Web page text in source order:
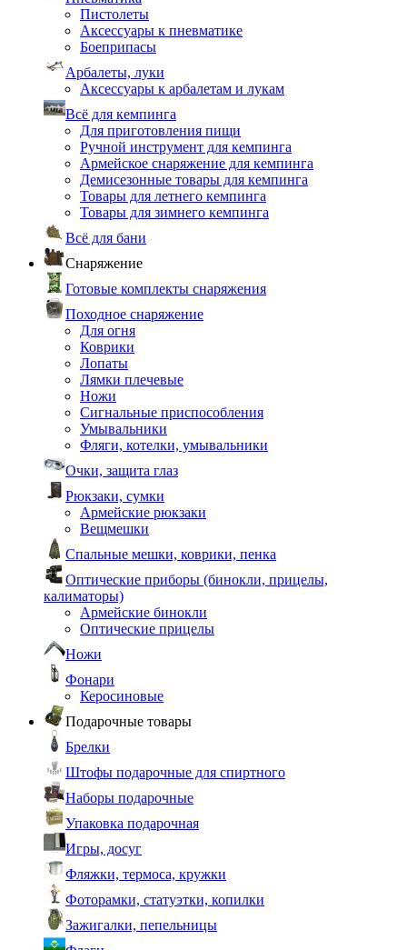
Пистолеты
Аксессуары к пневматике
Боеприпасы
Арбалеты, луки
Аксессуары к арбалетам и лукам
Всё для кемпинга
Для приготовления пищи
Ручной инструмент для кемпинга
Армейское снаряжение для кемпинга
Демисезонные товары для кемпинга
Товары для летнего кемпинга
Товары для зимнего кемпинга
Всё для бани
Снаряжение
Готовые комплекты снаряжения
Походное снаряжение
Для огня
Коврики
Лопаты
Лямки плечевые
Ножи
Сигнальные приспособления
Умывальники
Фляги, котелки, умывальники
Очки, защита глаз
Рюкзаки, сумки
Армейские рюкзаки
Вещмешки
Спальные мешки, коврики, пенка
Оптические приборы (бинокли, прицелы,
калиматоры)
Армейские бинокли
Оптические прицелы
Ножи
Фонари
Керосиновые
Подарочные товары
Брелки
Штофы подарочные для спиртного
Наборы подарочные
Упаковка подарочная
Игры, досуг
Фляжки, термоса, кружки
Фоторамки, статуэтки, копилки
Зажигалки, пепельницы